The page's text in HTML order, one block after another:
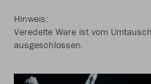
Hinweis:
Veredelte Ware ist vom Umtausch
ausgeschlossen.